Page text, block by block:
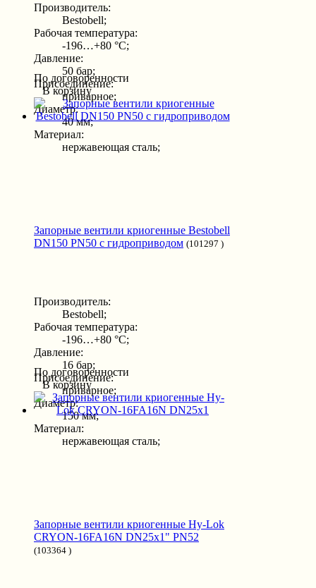
Производитель:
Bestobell;
Рабочая температура:
-196…+80 °С;
Давление:
50 бар;
Присоединение:
приварное;
Диаметр:
40 мм;
Материал:
нержавеющая сталь;
По договоренности
В корзину
Запорные вентили криогенные Bestobell
DN150 PN50 с гидроприводом (101297 )
Производитель:
Bestobell;
Рабочая температура:
-196…+80 °С;
Давление:
16 бар;
Присоединение:
приварное;
Диаметр:
150 мм;
Материал:
нержавеющая сталь;
По договоренности
В корзину
Запорные вентили криогенные Hy-Lok
CRYON-16FA16N DN25x1" PN52
(103364 )